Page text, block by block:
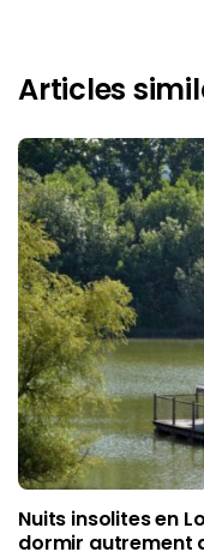
Articles
Nuits insolites en
dormir autrement